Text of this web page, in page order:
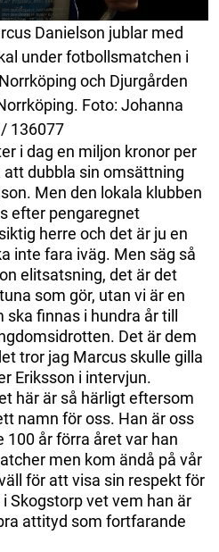
Danielson jublar med
under fotbollsmatchen i
och Djurgården
Foto: Johanna
136077
i dag en miljon kronor per
dubbla sin omsättning
Men den lokala klubben
efter pengaregnet
herre och det är ju en
inte fara iväg. Men säg så
elitsatsning, det är det
som gör, utan vi är en
finnas i hundra år till
Det är dem
tror jag Marcus skulle gilla
Eriksson i intervjun.
här är så härligt eftersom
namn för oss. Han är oss
100 år förra året var han
men kom ändå på vår
för att visa sin respekt för
Skogstorp vet vem han är
attityd som fortfarande